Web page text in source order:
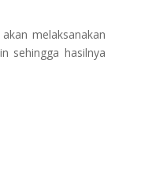
melaksanakan
sehingga hasilnya